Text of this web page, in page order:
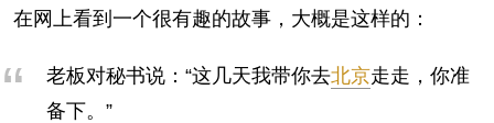
在网上看到一个很有趣的故事，大概是这样的：
老板对秘书说：“这几天我带你去北京走走，你准
备下。”